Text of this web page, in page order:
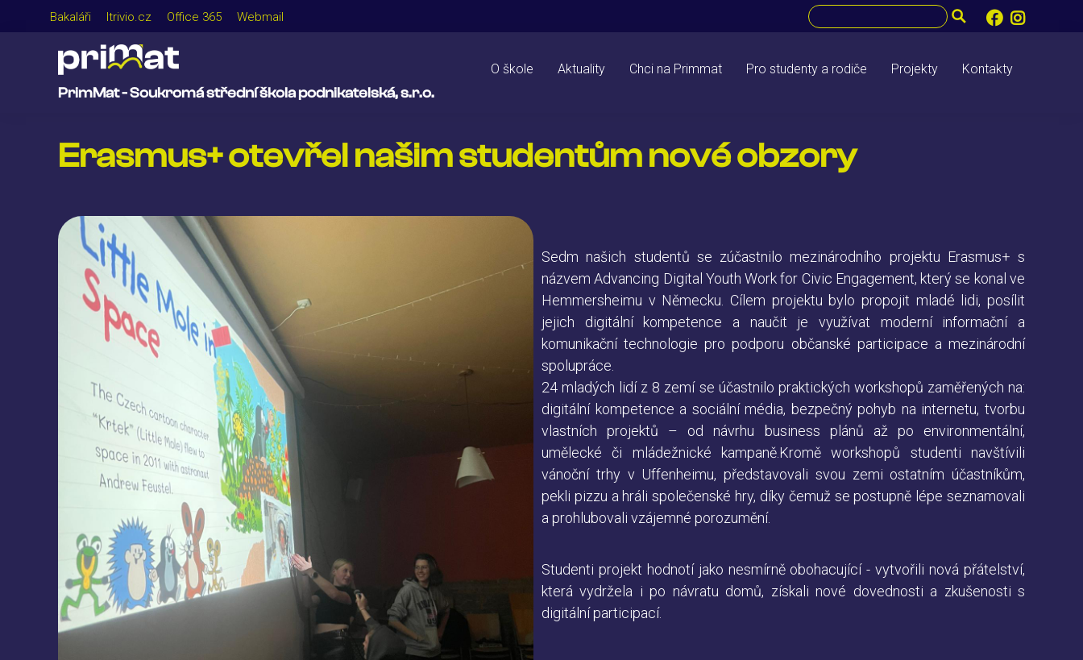
Bakaláři Itrivio.cz Office 365 Webmail
PrimMat - Soukromá střední škola podnikatelská, s.r.o.
O škole Aktuality Chci na Primmat Pro studenty a rodiče Projekty Kontakty
Erasmus+ otevřel našim studentům nové obzory
Sedm našich studentů se zúčastnilo mezinárodního projektu Erasmus+ s
názvem Advancing Digital Youth Work for Civic Engagement, který se konal ve
Hemmersheimu v Německu. Cílem projektu bylo propojit mladé lidi, posílit
jejich digitální kompetence a naučit je využívat moderní informační a
komunikační technologie pro podporu občanské participace a mezinárodní
spolupráce.
24 mladých lidí z 8 zemí se účastnilo praktických workshopů zaměřených na:
digitální kompetence a sociální média, bezpečný pohyb na internetu, tvorbu
vlastních projektů – od návrhu business plánů až po environmentální,
umělecké či mládežnické kampaně.Kromě workshopů studenti navštívili
vánoční trhy v Uffenheimu, představovali svou zemi ostatním účastníkům,
pekli pizzu a hráli společenské hry, díky čemuž se postupně lépe seznamovali
a prohlubovali vzájemné porozumění.
Studenti projekt hodnotí jako nesmírně obohacující - vytvořili nová přátelství,
která vydržela i po návratu domů, získali nové dovednosti a zkušenosti s
digitální participací.